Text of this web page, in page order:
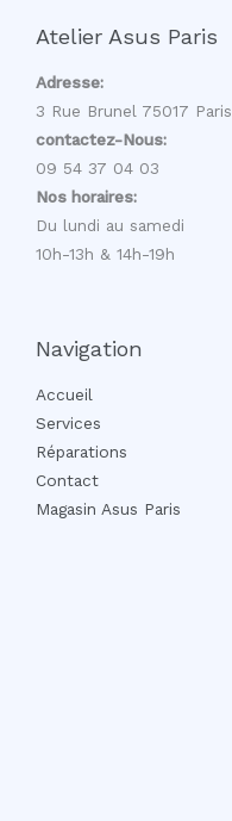
Atelier Asus Paris
Adresse:
3 Rue Brunel 75017 Paris
contactez-Nous:
09 54 37 04 03
Nos horaires:
Du lundi au samedi
10h-13h & 14h-19h
Navigation
Accueil
Services
Réparations
Contact
Magasin Asus Paris